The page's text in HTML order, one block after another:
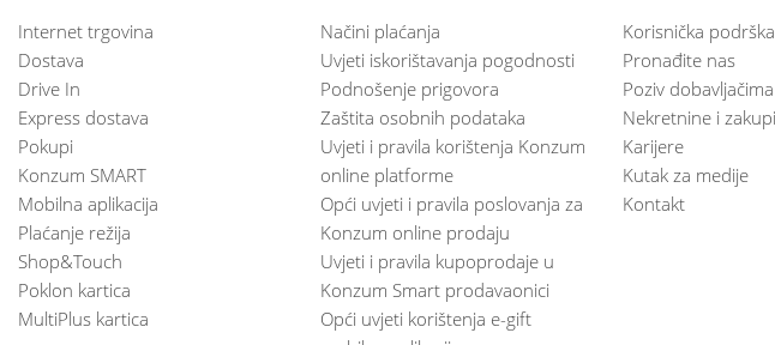
Internet trgovina
Dostava
Drive In
Express dostava
Pokupi
Konzum SMART
Mobilna aplikacija
Plaćanje režija
Shop&Touch
Poklon kartica
MultiPlus kartica
Načini plaćanja
Uvjeti iskorištavanja pogodnosti
Podnošenje prigovora
Zaštita osobnih podataka
Uvjeti i pravila korištenja Konzum
online platforme
Opći uvjeti i pravila poslovanja za
Konzum online prodaju
Uvjeti i pravila kupoprodaje u
Konzum Smart prodavaonici
Opći uvjeti korištenja e-gift
Korisnička podrška
Pronađite nas
Poziv dobavljačima
Nekretnine i zakupi
Karijere
Kutak za medije
Kontakt